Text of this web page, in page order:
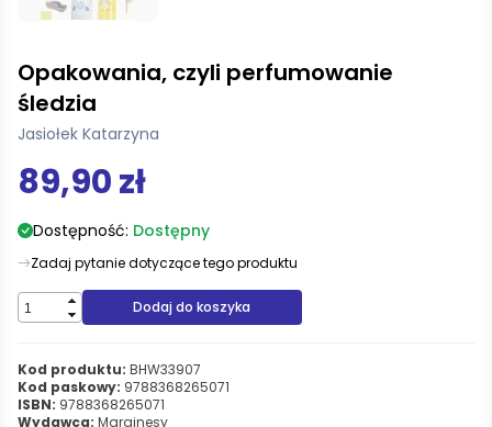
Opakowania, czyli perfumowanie
śledzia
Jasiołek Katarzyna
89,90 zł
Dostępność: Dostępny
Zadaj pytanie dotyczące tego produktu
Dodaj do koszyka
Kod produktu: BHW33907
Kod paskowy: 9788368265071
ISBN: 9788368265071
Wydawca: Marginesy